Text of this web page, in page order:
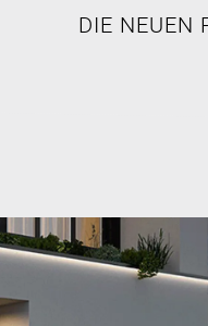
DIE NEUEN